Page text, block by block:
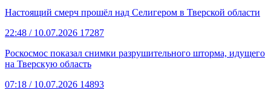
Настоящий смерч прошёл над Селигером в Тверской области
22:48 / 10.07.2026 17287
Роскосмос показал снимки разрушительного шторма, идущего
на Тверскую область
07:18 / 10.07.2026 14893